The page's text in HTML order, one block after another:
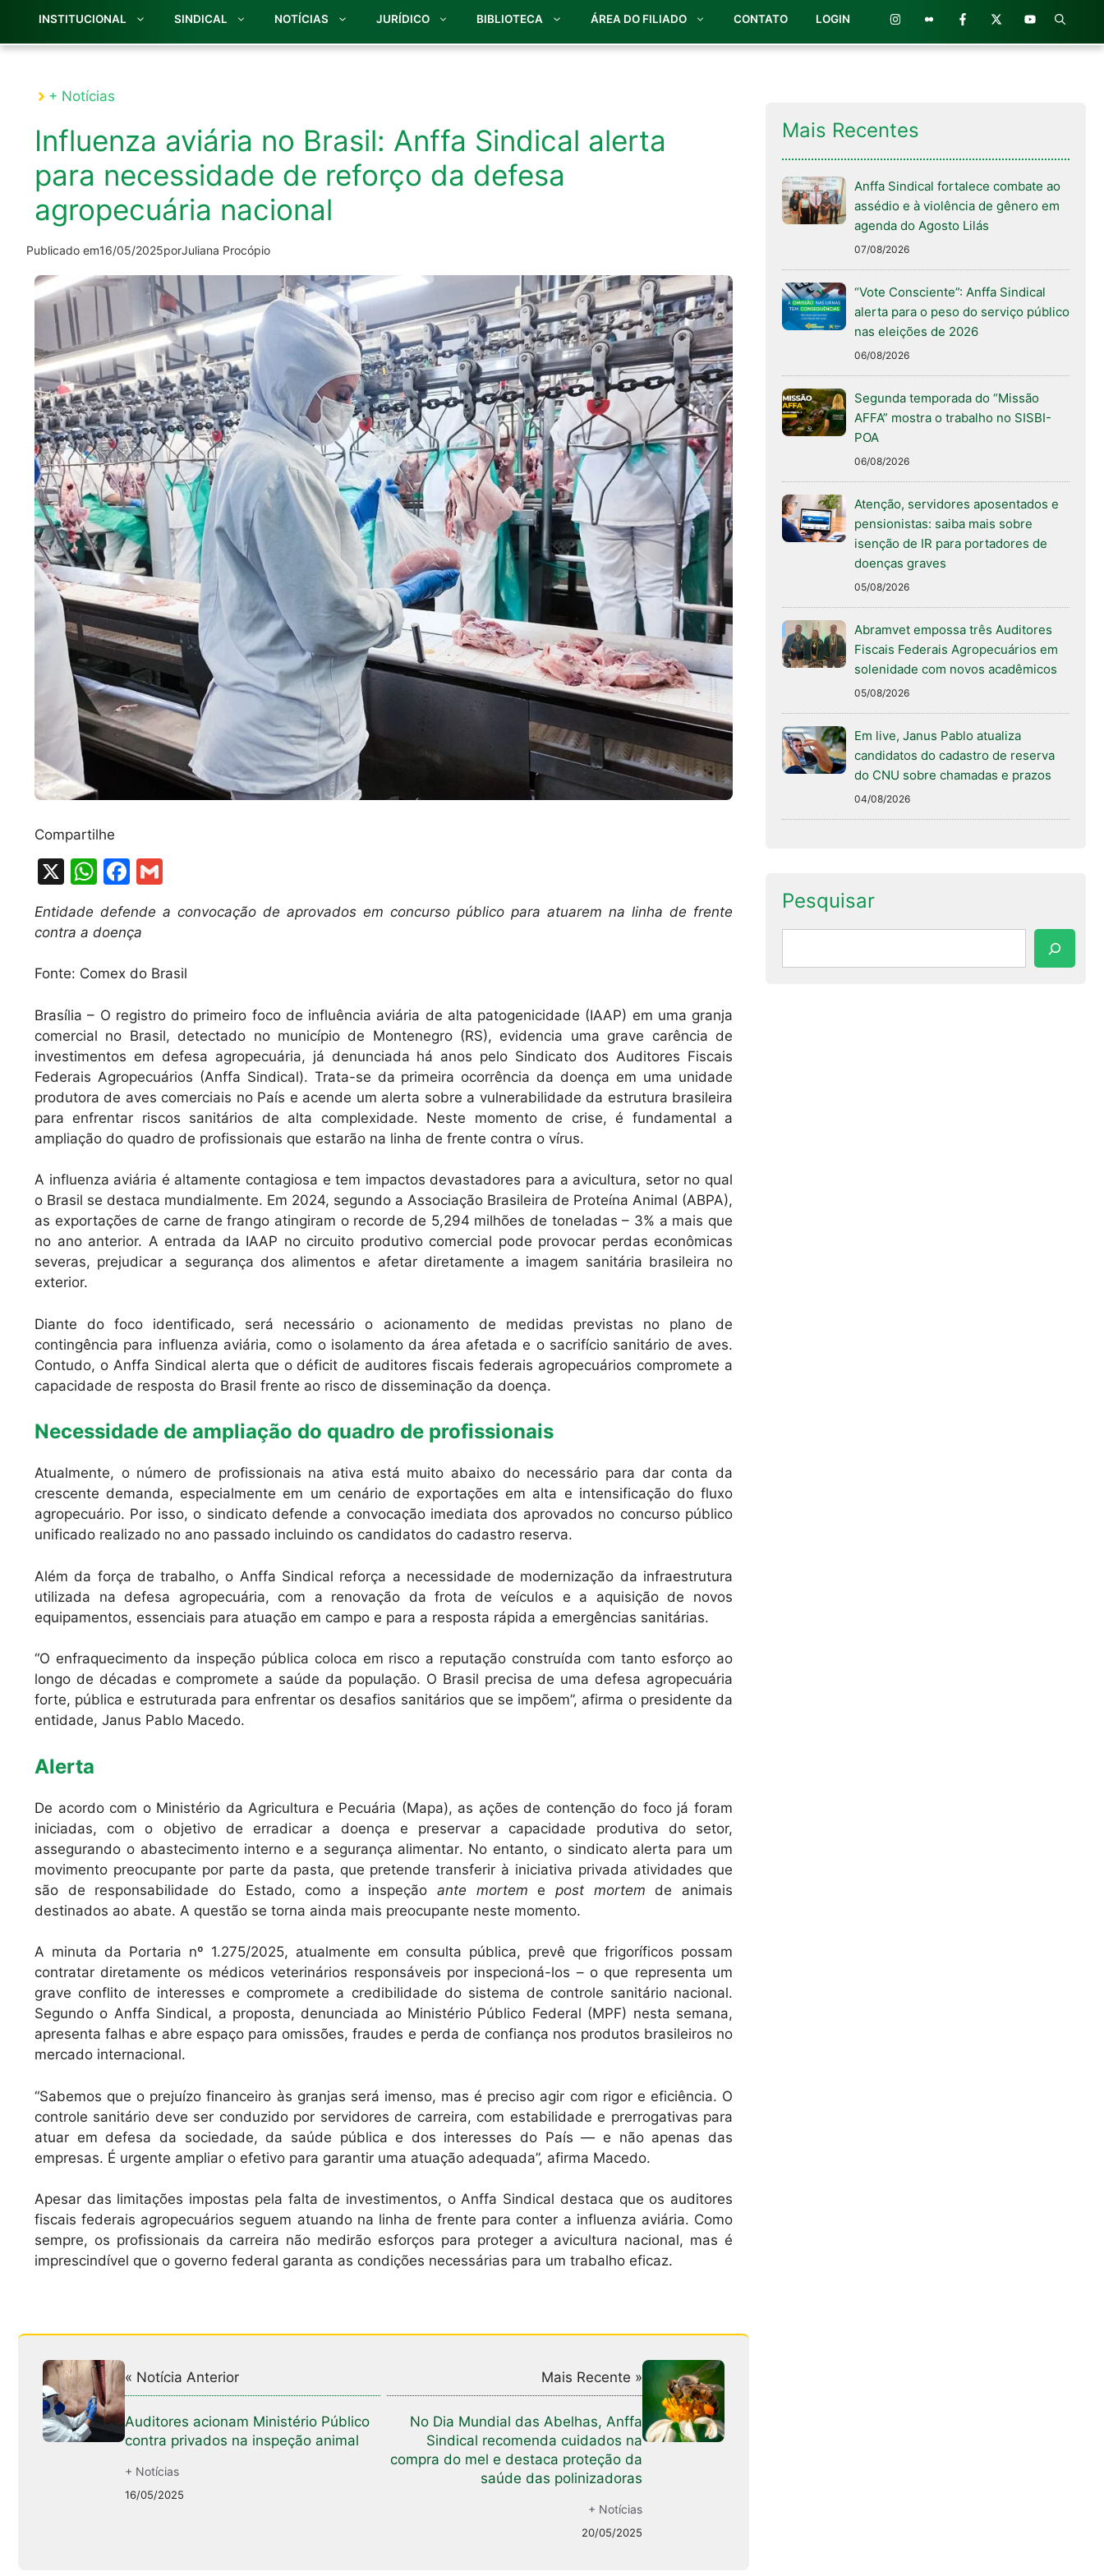
INSTITUCIONAL SINDICAL NOTÍCIAS JURÍDICO BIBLIOTECA ÁREA DO FILIADO CONTATO LOGIN
+ Notícias
Influenza aviária no Brasil: Anffa Sindical alerta
para necessidade de reforço da defesa
agropecuária nacional
Publicado em16/05/2025porJuliana Procópio
Compartilhe
X
W
at
A
p
p
F
c
e
b
o
o
k
ai
Entidade defende a convocação de aprovados em concurso público para atuarem na linha de frente
contra a doença
Fonte: Comex do Brasil
Brasília – O registro do primeiro foco de influência aviária de alta patogenicidade (IAAP) em uma granja
comercial no Brasil, detectado no município de Montenegro (RS), evidencia uma grave carência de
investimentos em defesa agropecuária, já denunciada há anos pelo Sindicato dos Auditores Fiscais
Federais Agropecuários (Anffa Sindical). Trata-se da primeira ocorrência da doença em uma unidade
produtora de aves comerciais no País e acende um alerta sobre a vulnerabilidade da estrutura brasileira
para enfrentar riscos sanitários de alta complexidade. Neste momento de crise, é fundamental a
ampliação do quadro de profissionais que estarão na linha de frente contra o vírus.
A influenza aviária é altamente contagiosa e tem impactos devastadores para a avicultura, setor no qual
o Brasil se destaca mundialmente. Em 2024, segundo a Associação Brasileira de Proteína Animal (ABPA),
as exportações de carne de frango atingiram o recorde de 5,294 milhões de toneladas – 3% a mais que
no ano anterior. A entrada da IAAP no circuito produtivo comercial pode provocar perdas econômicas
severas, prejudicar a segurança dos alimentos e afetar diretamente a imagem sanitária brasileira no
exterior.
Diante do foco identificado, será necessário o acionamento de medidas previstas no plano de
contingência para influenza aviária, como o isolamento da área afetada e o sacrifício sanitário de aves.
Contudo, o Anffa Sindical alerta que o déficit de auditores fiscais federais agropecuários compromete a
capacidade de resposta do Brasil frente ao risco de disseminação da doença.
Necessidade de ampliação do quadro de profissionais
Atualmente, o número de profissionais na ativa está muito abaixo do necessário para dar conta da
crescente demanda, especialmente em um cenário de exportações em alta e intensificação do fluxo
agropecuário. Por isso, o sindicato defende a convocação imediata dos aprovados no concurso público
unificado realizado no ano passado incluindo os candidatos do cadastro reserva.
Além da força de trabalho, o Anffa Sindical reforça a necessidade de modernização da infraestrutura
utilizada na defesa agropecuária, com a renovação da frota de veículos e a aquisição de novos
equipamentos, essenciais para atuação em campo e para a resposta rápida a emergências sanitárias.
“O enfraquecimento da inspeção pública coloca em risco a reputação construída com tanto esforço ao
longo de décadas e compromete a saúde da população. O Brasil precisa de uma defesa agropecuária
forte, pública e estruturada para enfrentar os desafios sanitários que se impõem”, afirma o presidente da
entidade, Janus Pablo Macedo.
Alerta
De acordo com o Ministério da Agricultura e Pecuária (Mapa), as ações de contenção do foco já foram
iniciadas, com o objetivo de erradicar a doença e preservar a capacidade produtiva do setor,
assegurando o abastecimento interno e a segurança alimentar. No entanto, o sindicato alerta para um
movimento preocupante por parte da pasta, que pretende transferir à iniciativa privada atividades que
são de responsabilidade do Estado, como a inspeçãoante mortem epost mortem de animais
destinados ao abate. A questão se torna ainda mais preocupante neste momento.
A minuta da Portaria nº 1.275/2025, atualmente em consulta pública, prevê que frigoríficos possam
contratar diretamente os médicos veterinários responsáveis por inspecioná-los – o que representa um
grave conflito de interesses e compromete a credibilidade do sistema de controle sanitário nacional.
Segundo o Anffa Sindical, a proposta, denunciada ao Ministério Público Federal (MPF) nesta semana,
apresenta falhas e abre espaço para omissões, fraudes e perda de confiança nos produtos brasileiros no
mercado internacional.
“Sabemos que o prejuízo financeiro às granjas será imenso, mas é preciso agir com rigor e eficiência. O
controle sanitário deve ser conduzido por servidores de carreira, com estabilidade e prerrogativas para
atuar em defesa da sociedade, da saúde pública e dos interesses do País — e não apenas das
empresas. É urgente ampliar o efetivo para garantir uma atuação adequada”, afirma Macedo.
Apesar das limitações impostas pela falta de investimentos, o Anffa Sindical destaca que os auditores
fiscais federais agropecuários seguem atuando na linha de frente para conter a influenza aviária. Como
sempre, os profissionais da carreira não medirão esforços para proteger a avicultura nacional, mas é
imprescindível que o governo federal garanta as condições necessárias para um trabalho eficaz.
« Notícia Anterior
Auditores acionam Ministério Público
contra privados na inspeção animal
+ Notícias
16/05/2025
Mais Recente »
No Dia Mundial das Abelhas, Anffa
Sindical recomenda cuidados na
compra do mel e destaca proteção da
saúde das polinizadoras
+ Notícias
20/05/2025
Mais Recentes
Anffa Sindical fortalece combate ao
assédio e à violência de gênero em
agenda do Agosto Lilás
07/08/2026
“Vote Consciente”: Anffa Sindical
alerta para o peso do serviço público
nas eleições de 2026
06/08/2026
Segunda temporada do “Missão
AFFA” mostra o trabalho no SISBI-
POA
06/08/2026
Atenção, servidores aposentados e
pensionistas: saiba mais sobre
isenção de IR para portadores de
doenças graves
05/08/2026
Abramvet empossa três Auditores
Fiscais Federais Agropecuários em
solenidade com novos acadêmicos
05/08/2026
Em live, Janus Pablo atualiza
candidatos do cadastro de reserva
do CNU sobre chamadas e prazos
04/08/2026
Pesquisar